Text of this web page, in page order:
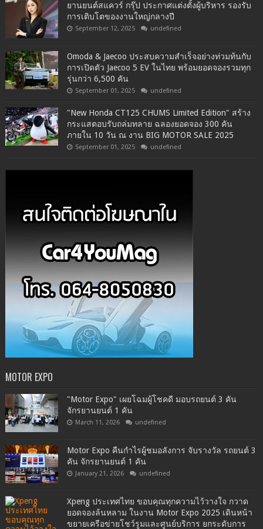
ยานยนต์สแควร์ กรุ๊ป ประกาศแต่งตั้งผู้บริหาร รองรับ
การเติบโตของงานใหญ่กลางปี
September 12, 2025 undefined
Omoda & Jaecoo ประสบความสำเร็จอย่างท่วมท้นกับ
การเปิดตัว Jaecoo 5 EV ในไทย พร้อมยอดจองรวมทุก
รุ่นกว่า 6,500 คัน
September 01, 2025 undefined
"New Honda CT125 CHUMS Limited Edition" สร้าง
กระแสตอบรับถล่มทลาย ฉลองยอดจอง 300 คัน
ภายใน 10 วัน ณ งาน BIG MOTOR SALE 2025
September 01, 2025 undefined
MOTOR EXPO
"Motor Expo" เผยโฉมผู้โชคดี มอบรถยนต์ 3 คัน
จักรยานยนต์ 1 คัน
March 11, 2026 undefined
Motor Expo คืนกำไรผู้ชมอลังการ จับรางวัล รถยนต์ 3
คัน จักรยานยนต์ 1 คัน
January 21, 2026 undefined
Xpeng ประเทศไทย ขอบคุณทุกความไว้วางใจ กวาด
ยอดจองล้นหลาม ในงาน Motor Expo 2025 เดินหน้า
ขยายเครือข่ายโชว์รูมและศูนย์บริการ ยกระดับการ